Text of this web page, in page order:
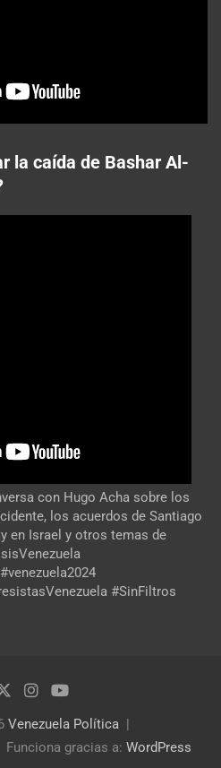
la caída de Bashar Al-
con Hugo Acha sobre los
los acuerdos de Santiago
en Israel y otros temas de
#SinFiltros
Venezuela Política
Funciona gracias a: WordPress